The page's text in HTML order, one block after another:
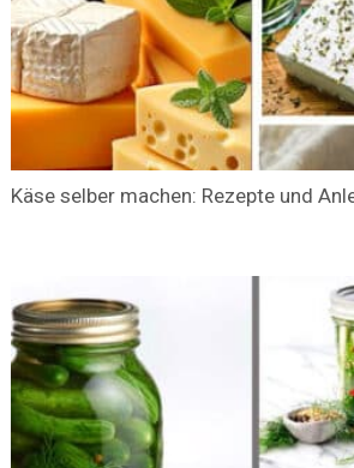
Käse selber machen: Rezepte und